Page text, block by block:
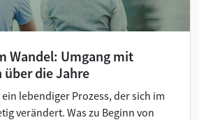
Wandel: Umgang mit
über die Jahre
lebendiger Prozess, der sich im
verändert. Was zu Beginn von